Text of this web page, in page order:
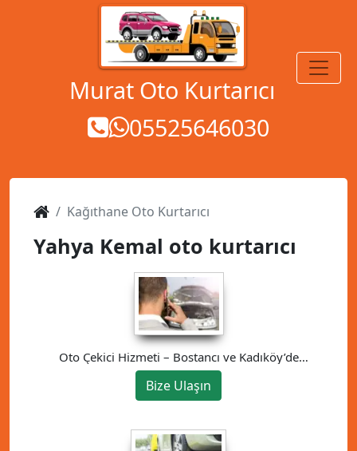
Murat Oto Kurtarıcı
05525646030
MENÜ
Kağıthane Oto Kurtarıcı
Yahya Kemal oto kurtarıcı
Oto Çekici Hizmeti – Bostancı ve Kadıköy’de
Güvenilir Çözüm
Bize Ulaşın